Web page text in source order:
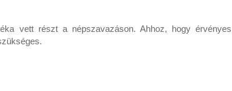
vett részt a népszavazáson. Ahhoz, hogy érvényes